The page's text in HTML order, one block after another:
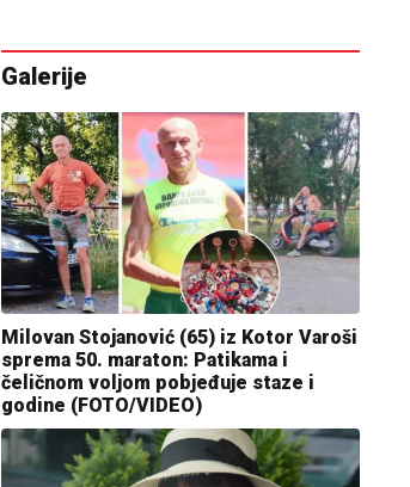
Galerije
Milovan Stojanović (65) iz Kotor Varoši
sprema 50. maraton: Patikama i
čeličnom voljom pobjeđuje staze i
godine (FOTO/VIDEO)